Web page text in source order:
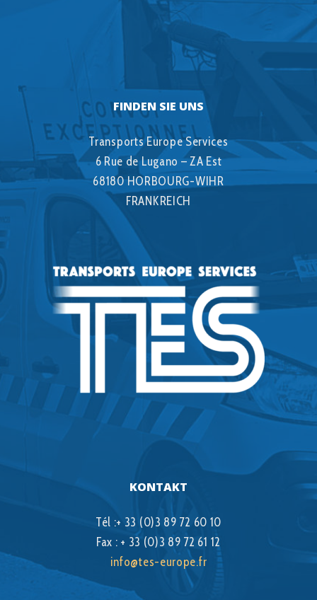
FINDEN SIE UNS
Transports Europe Services
6 Rue de Lugano – ZA Est
68180 HORBOURG-WIHR
FRANKREICH
KONTAKT
Tél :+ 33 (0)3 89 72 60 10
Fax : + 33 (0)3 89 72 61 12
info@tes-europe.fr